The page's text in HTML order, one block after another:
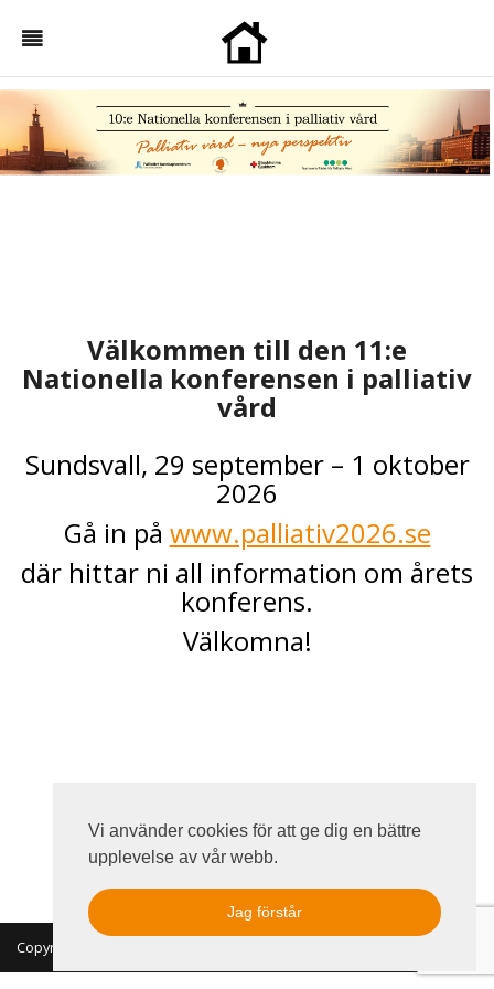
Vi använder cookies för att ge dig en bättre
upplevelse av vår webb.
Jag förstår
Välkommen till den 11:e
Nationella konferensen i palliativ
vård
Sundsvall, 29 september – 1 oktober
2026
Gå in på www.palliativ2026.se
där hittar ni all information om årets
konferens.
Välkomna!
Copyright 2026 © MKON. All rights reserved.